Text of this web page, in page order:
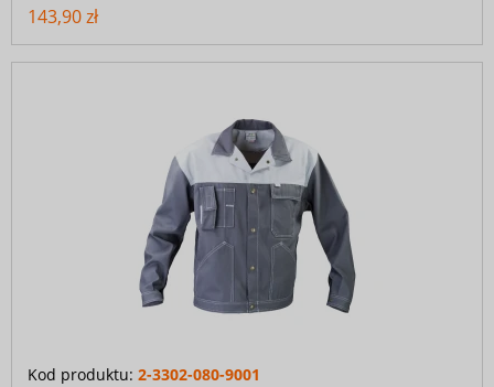
143,90 zł
Kod produktu: 2-3302-080-9001